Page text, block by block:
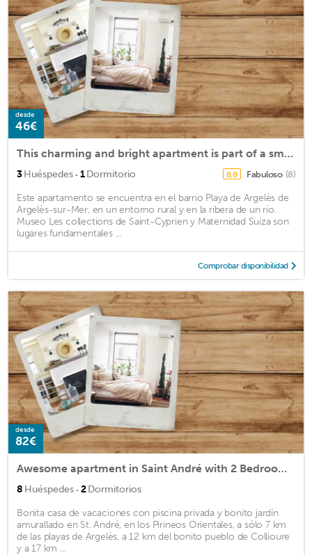
desde
46€
This charming and bright apartment is part of a small residential complex 200 meters from the beach.
3Huéspedes · 1Dormitorio 8,8 Fabuloso (8)
Este apartamento se encuentra en el barrio Playa de Argelès de
Argelès-sur-Mer, en un entorno rural y en la ribera de un río.
Museo Les collections de Saint-Cyprien y Maternidad Suiza son
lugares fundamentales ...
Comprobar disponibilidad
desde
82€
Awesome apartment in Saint André with 2 Bedrooms, WiFi and Outdoor swimming pool
8 Huéspedes · 2Dormitorios
Bonita casa de vacaciones con piscina privada y bonito jardín
amurallado en St. André, en los Pirineos Orientales, a sólo 7 km
de las playas de Argelès, a 12 km del bonito pueblo de Collioure
y a 17 km ...